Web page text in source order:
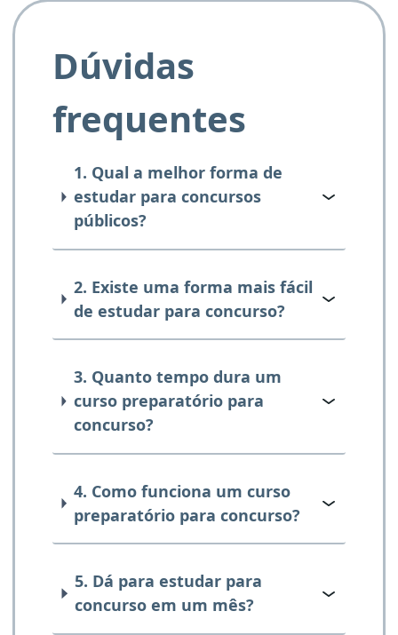
Dúvidas
frequentes
1. Qual a melhor forma de
estudar para concursos
públicos?
2. Existe uma forma mais fácil
de estudar para concurso?
3. Quanto tempo dura um
curso preparatório para
concurso?
4. Como funciona um curso
preparatório para concurso?
5. Dá para estudar para
concurso em um mês?